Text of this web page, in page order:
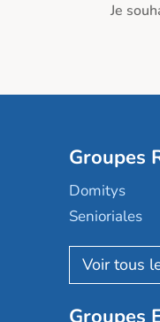
Je
Groupes
Domitys
Senioriales
Nohée
Les